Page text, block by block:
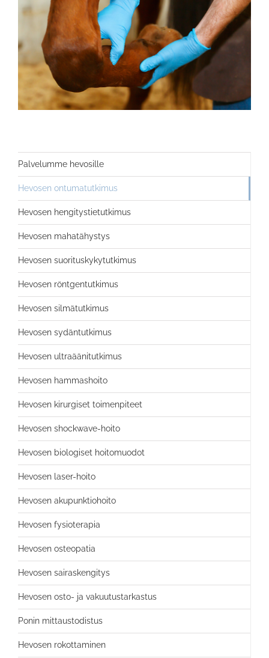
Palvelumme hevosille
Hevosen ontumatutkimus
Hevosen hengitystietutkimus
Hevosen mahatähystys
Hevosen suorituskykytutkimus
Hevosen röntgentutkimus
Hevosen silmätutkimus
Hevosen sydäntutkimus
Hevosen ultraäänitutkimus
Hevosen hammashoito
Hevosen kirurgiset toimenpiteet
Hevosen shockwave-hoito
Hevosen biologiset hoitomuodot
Hevosen laser-hoito
Hevosen akupunktiohoito
Hevosen fysioterapia
Hevosen osteopatia
Hevosen sairaskengitys
Hevosen osto- ja vakuutustarkastus
Ponin mittaustodistus
Hevosen rokottaminen